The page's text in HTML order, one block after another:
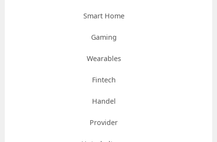
Smart Home
Gaming
Wearables
Fintech
Handel
Provider